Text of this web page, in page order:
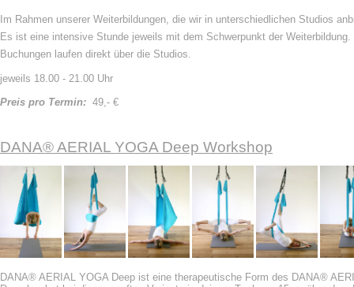
Im Rahmen unserer Weiterbildungen, die wir in unterschiedlichen Studios
Es ist eine intensive Stunde jeweils mit dem Schwerpunkt der Weiterbildung.
Buchungen laufen direkt über die Studios.
jeweils 18.00 - 21.00 Uhr
Preis pro Termin: 49,- €
DANA® AERIAL YOGA Deep Workshop
DANA® AERIAL YOGA Deep ist eine therapeutische Form des DANA®